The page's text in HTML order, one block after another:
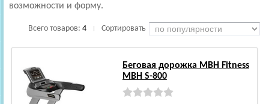
возможности и форму.
Всего товаров: 4 Сортировать
Беговая дорожка MBH Fitness
MBH S-800